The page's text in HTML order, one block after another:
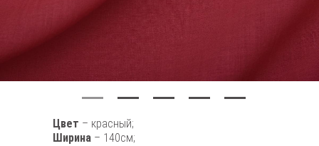
Цвет – красный;
Ширина – 140см;